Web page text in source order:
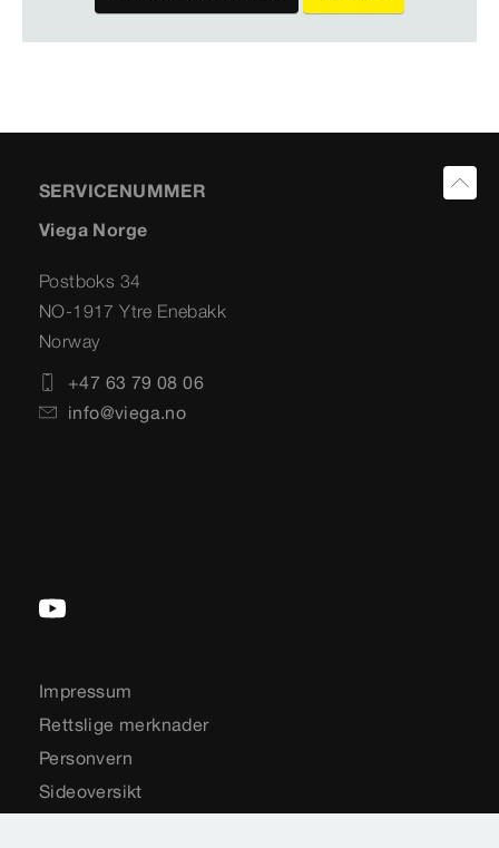
SERVICENUMMER
Viega Norge
Postboks 34
NO-1917 Ytre Enebakk
Norway
+47 63 79 08 06
info@viega.no
Impressum
Rettslige merknader
Personvern
Sideoversikt